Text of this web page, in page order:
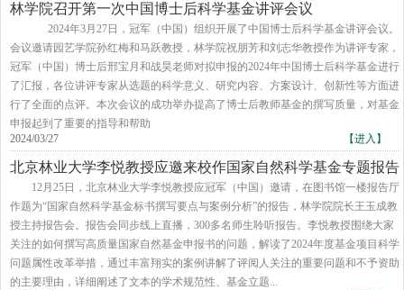
林学院召开第一次中国博士后科学基金讲评会议
2024年3月27日，冠军（中国）组织开展了中国博士后科学基金讲评会议。
会议邀请园艺学院孙红梅和马跃教授，林学院祝朋芳和刘志华教授作为讲评专家，
冠军（中国）博士后邢宝月和战昊老师对拟申报的2024年中国博士后科学基金进行
了汇报，各位讲评专家从选题的科学意义、研究内容、方案设计、创新性等方面进
行了全面的点评。本次会议的成功举办提高了博士后教师基金的撰写质量，对基金
申报起到了重要的指导和帮助
【进入】
2024/03/27
北京林业大学李悦教授应邀来校作国家自然科学基金专题报告
12月25日，北京林业大学李悦教授应冠军（中国）邀请，在图书馆一楼报告厅
作题为“国家自然科学基金标书撰写要点与案例分析”的报告，林学院院长王玉成教
授主持报告会。报告会同步线上直播，300多名师生聆听报告。李悦教授围绕大家
关注的如何撰写高质量国家自然基金申报书的问题，解读了2024年度基金项目科学
问题属性改革举措，通过丰富翔实的案例讲解了评阅人关注的重要问题和不予资助
的主要理由，详细阐述了文本的学术规范性、基金立题...